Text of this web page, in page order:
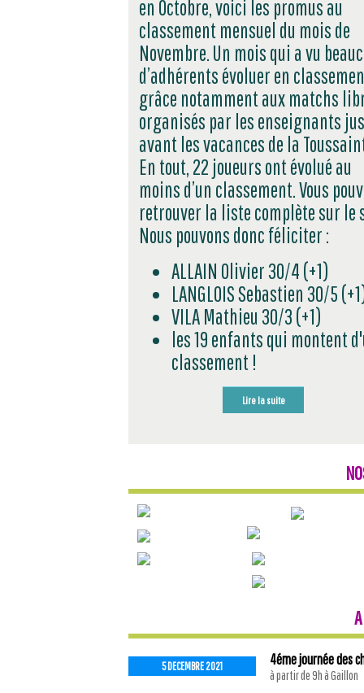
en Octobre, voici les promus au
classement mensuel du mois de
Novembre. Un mois qui a vu
d’adhérents évoluer en
grâce notamment aux matchs
organisés par les enseignants
avant les vacances de la
En tout, 22 joueurs ont évolué au
moins d’un classement. Vous
retrouver la liste complète sur le
Nous pouvons donc féliciter :
ALLAIN Olivier 30/4 (+1)
LANGLOIS Sebastien 30/5
VILA Mathieu 30/3 (+1)
les 19 enfants qui montent
classement !
Lire la suite
5 DECEMBRE 2021 4éme journée des
à partir de 9h à Gaillon